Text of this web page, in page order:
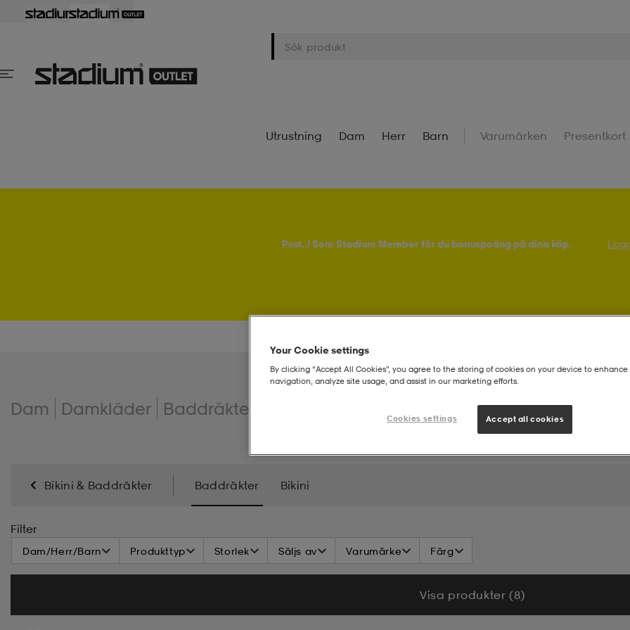
Utrustning Dam Herr Barn Varumärken Presentkort
Psst..! Som Stadium Member får du bonuspoäng på dina köp.
Dam Damkläder Baddräkter
Bikini & Baddräkter Baddräkter Bikini
Filter
Dam/Herr/Barn Produkttyp Storlek Säljs av Varumärke Färg
Visa produkter (8)
Your Cookie settings
By clicking “Accept All Cookies”, you agree to the storing of cookies on your device to enhance
navigation, analyze site usage, and assist in our marketing efforts.
Cookies settings Accept all cookies